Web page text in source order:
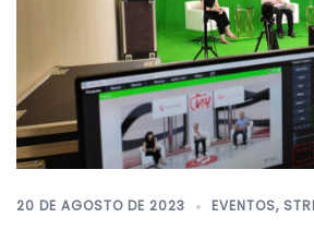
20 DE AGOSTO DE 2023 EVENTOS,